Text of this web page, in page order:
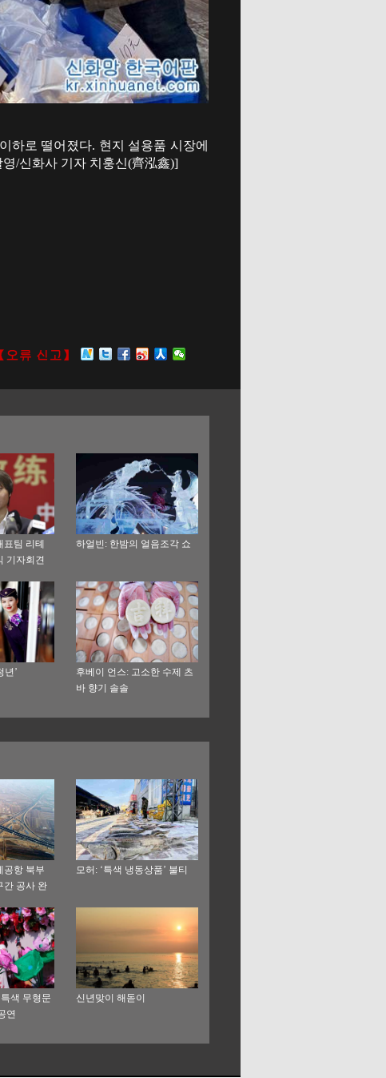
하로 떨어졌다. 현지 설용품 시장에
/신화사 기자 치훙신(齊泓鑫)]
팀 리톄
기자회견
하얼빈: 한밤의 얼음조각 쇼
년’
후베이 언스: 고소한 수제 츠
바 향기 솔솔
공항 북부
간 공사 완
모허: ‘특색 냉동상품’ 불티
색 무형문
연
신년맞이 해돋이